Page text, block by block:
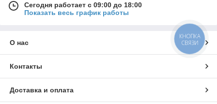
Сегодня работает с 09:00 до 18:00
Показать весь график работы
О нас
Контакты
Доставка и оплата
КНОПКА
СВЯЗИ